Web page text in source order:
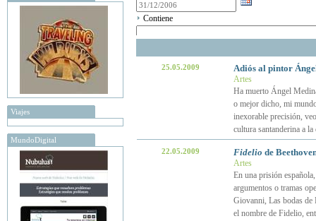
Viajes
MundoDigital
Contiene
25.05.2009 Adiós al pintor
Artes
Ha muerto Ángel
o mejor dicho, mi
inexorable precisión,
cultura santanderina a
22.05.2009 Fidelio de
Artes
En una prisión
argumentos o tramas
Giovanni, Las bodas de
el nombre de Fidelio,